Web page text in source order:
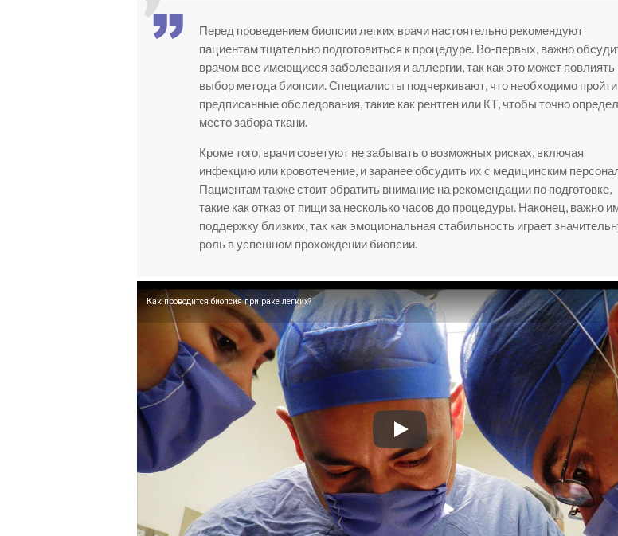
Перед проведением биопсии легких врачи настоятельно рекомендуют
пациентам тщательно подготовиться к процедуре. Во-первых, важно
врачом все имеющиеся заболевания и аллергии, так как это может повлиять
выбор метода биопсии. Специалисты подчеркивают, что необходимо
предписанные обследования, такие как рентген или КТ, чтобы точно
место забора ткани.
Кроме того, врачи советуют не забывать о возможных рисках, включая
инфекцию или кровотечение, и заранее обсудить их с медицинским
Пациентам также стоит обратить внимание на рекомендации по подготовке,
такие как отказ от пищи за несколько часов до процедуры. Наконец, важно
поддержку близких, так как эмоциональная стабильность играет
роль в успешном прохождении биопсии.
Как проводится биопсия при раке легких?